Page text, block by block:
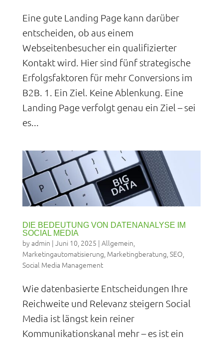
Eine gute Landing Page kann darüber
entscheiden, ob aus einem
Webseitenbesucher ein qualifizierter
Kontakt wird. Hier sind fünf strategische
Erfolgsfaktoren für mehr Conversions im
B2B. 1. Ein Ziel. Keine Ablenkung. Eine
Landing Page verfolgt genau ein Ziel – sei
es...
DIE BEDEUTUNG VON DATENANALYSE IM
SOCIAL MEDIA
byadmin | Juni 10, 2025 | Allgemein,
Marketingautomatisierung, Marketingberatung,SEO,
Social Media Management
Wie datenbasierte Entscheidungen Ihre
Reichweite und Relevanz steigern Social
Media ist längst kein reiner
Kommunikationskanal mehr – es ist ein